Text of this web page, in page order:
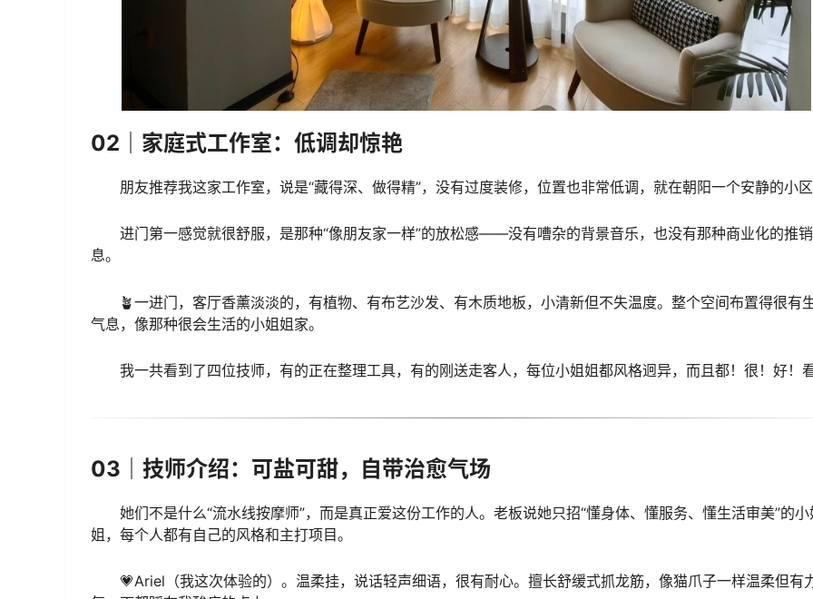
02｜家庭式工作室：低调却惊艳
朋友推荐我这家工作室，说是“藏得深、做得精”，没有过度装修，位置也非常低调，就在朝阳一个安静的小
进门第一感觉就很舒服，是那种“像朋友家一样”的放松感——没有嘈杂的背景音乐，也没有那种商业化的推
息。
🪴一进门，客厅香薰淡淡的，有植物、有布艺沙发、有木质地板，小清新但不失温度。整个空间布置得很有
气息，像那种很会生活的小姐姐家。
我一共看到了四位技师，有的正在整理工具，有的刚送走客人，每位小姐姐都风格迥异，而且都！很！好！
03｜技师介绍：可盐可甜，自带治愈气场
她们不是什么“流水线按摩师”，而是真正爱这份工作的人。老板说她只招“懂身体、懂服务、懂生活审美”的小
姐，每个人都有自己的风格和主打项目。
💗Ariel（我这次体验的）。温柔挂，说话轻声细语，很有耐心。擅长舒缓式抓龙筋，像猫爪子一样温柔但有